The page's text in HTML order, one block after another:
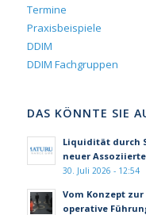
Termine
Praxisbeispiele
DDIM
DDIM Fachgruppen
DAS KÖNNTE SIE
Liquidität durch
neuer
30. Juli 2026 - 12:54
Vom Konzept
operative